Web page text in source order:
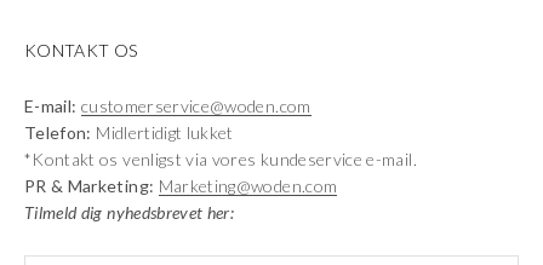
KONTAKT OS
E-mail: customerservice@woden.com
Telefon: Midlertidigt lukket
*Kontakt os venligst via vores kundeservice e-mail.
PR & Marketing: Marketing@woden.com
Tilmeld dig nyhedsbrevet her: